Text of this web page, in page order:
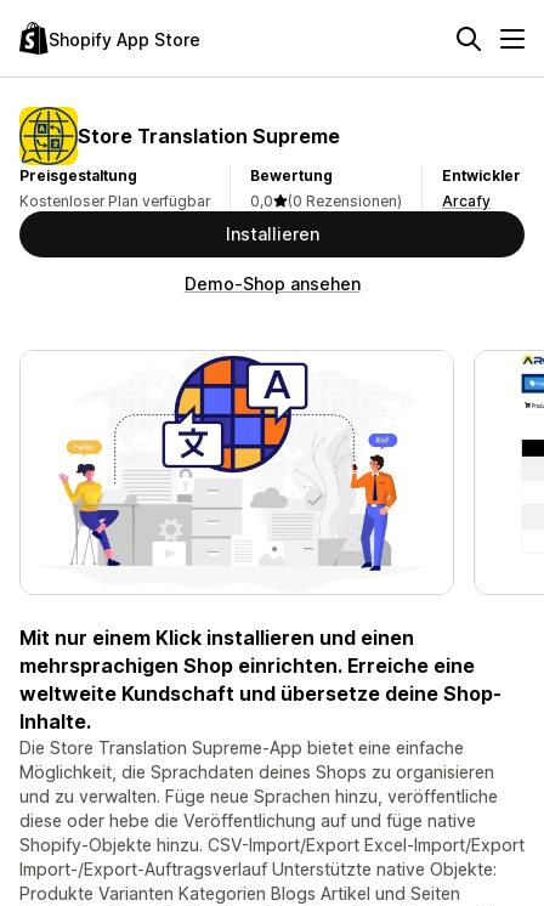
Shopify App Store
Store Translation Supreme
Preisgestaltung
Kostenloser Plan verfügbar
Bewertung
0,0
(0 Rezensionen)
Entwickler
Arcafy
Installieren
Demo-Shop ansehen
Mit nur einem Klick installieren und einen
mehrsprachigen Shop einrichten. Erreiche eine
weltweite Kundschaft und übersetze deine Shop-
Inhalte.
Die Store Translation Supreme-App bietet eine einfache
Möglichkeit, die Sprachdaten deines Shops zu organisieren
und zu verwalten. Füge neue Sprachen hinzu, veröffentliche
diese oder hebe die Veröffentlichung auf und füge native
Shopify-Objekte hinzu. CSV-Import/Export Excel-Import/Export
Import-/Export-Auftragsverlauf Unterstützte native Objekte:
Produkte Varianten Kategorien Blogs Artikel und Seiten